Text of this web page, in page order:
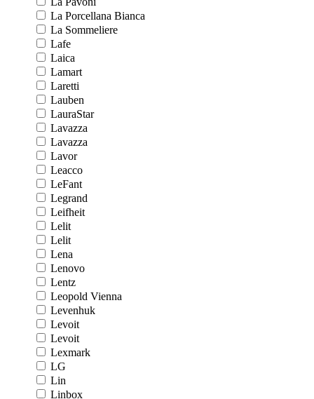
La Porcellana Bianca
La Sommeliere
Lafe
Laica
Lamart
Laretti
Lauben
LauraStar
Lavazza
Lavazza
Lavor
Leacco
LeFant
Legrand
Leifheit
Lelit
Lelit
Lena
Lenovo
Lentz
Leopold Vienna
Levenhuk
Levoit
Levoit
Lexmark
LG
Lin
Linbox